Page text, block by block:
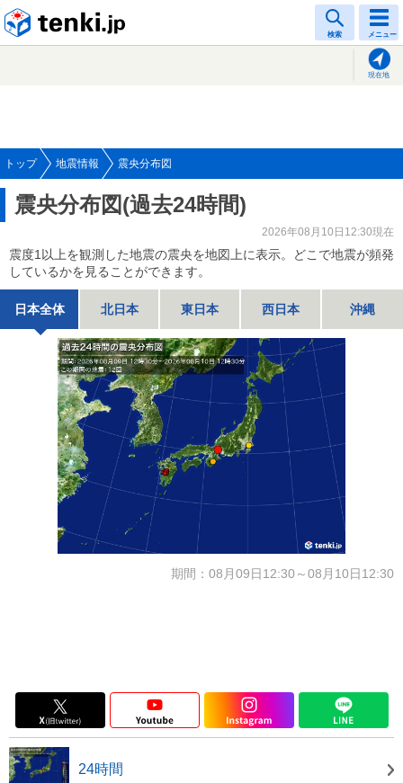
検索 メニュー
現在地
トップ 地震情報 震央分布図
震央分布図(過去24時間)
2026年08月10日12:30現在
震度1以上を観測した地震の震央を地図上に表示。どこで地震が頻発
しているかを見ることができます。
日本全体 北日本 東日本 西日本 沖縄
期間：08月09日12:30～08月10日12:30
24時間